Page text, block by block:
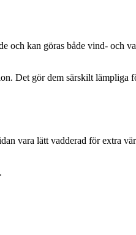
och kan göras både vind- och
Det gör dem särskilt
vara lätt vadderad för extra